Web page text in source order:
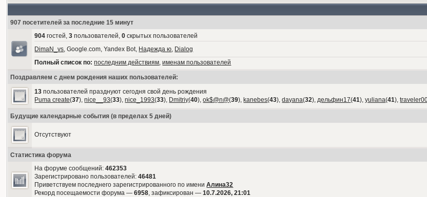
907 посетителей за последние 15 минут
904 гостей,3 пользователей,0 скрытых пользователей
DimaN_vs, Google.com, Yandex Bot, Надежда ю, Dialog
Полный список по: последним действиям,именам пользователей
Поздравляем с днем рождения наших пользователей:
13 пользователей празднуют сегодня свой день рождения
Puma create(37),nice__93(33),nice_1993(33), Dmitriy(40),ok$@n@(39), kanebes(43),dayana(32),дельфин17(41),yuliana(41),
Будущие календарные события (в пределах 5 дней)
Отсутствуют
Статистика форума
На форуме сообщений:462353
Зарегистрировано пользователей:46481
Приветствуем последнего зарегистрированного по имениАлина32
Рекорд посещаемости форума —6958, зафиксирован —10.7.2026, 21:01